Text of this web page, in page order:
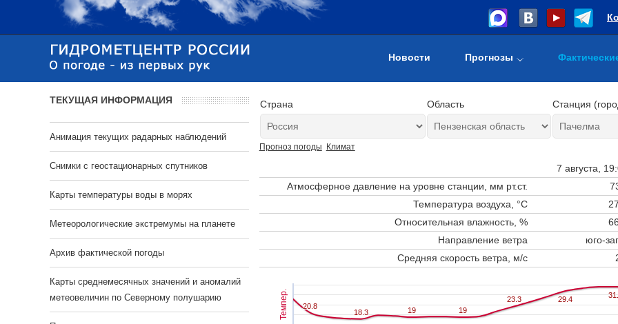
Новости Прогнозы
Страна Область Станция
Прогноз погоды Климат
7 августа,
Атмосферное давление на уровне станции, мм рт.ст.
Температура воздуха, °C
Относительная влажность, %
Направление ветра
юго-
Средняя скорость ветра, м/с
Темпер. 20.8
20.8
18.3
18.3 19
19 19
19
23.3
23.3 29.4
29.4
ТЕКУЩАЯ ИНФОРМАЦИЯ
Анимация текущих радарных наблюдений
Cнимки с геостационарных спутников
Карты температуры воды в морях
Метеорологические экстремумы на планете
Архив фактической погоды
Карты среднемесячных значений и аномалий
метеовеличин по Северному полушарию